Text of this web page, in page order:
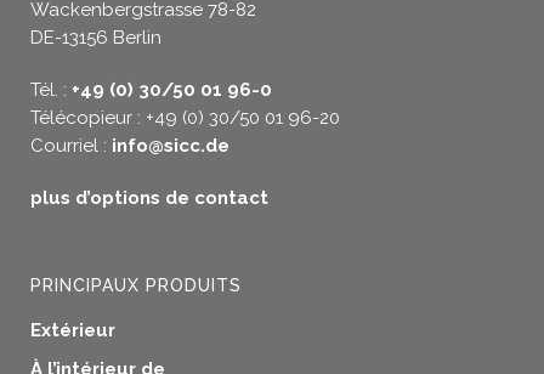
Wackenbergstrasse 78-82
DE-13156 Berlin
Tél. : +49 (0) 30/50 01 96-0
Télécopieur : +49 (0) 30/50 01 96-20
Courriel : info@sicc.de
plus d’options de contact
PRINCIPAUX PRODUITS
Extérieur
À l’intérieur de